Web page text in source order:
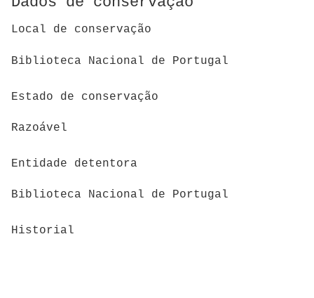
Local de conservação
Biblioteca Nacional de Portugal
Estado de conservação
Razoável
Entidade detentora
Biblioteca Nacional de Portugal
Historial